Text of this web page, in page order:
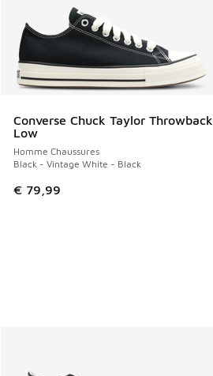
Converse Chuck Taylor Throwback
Low
Homme Chaussures
Black - Vintage White - Black
€ 79,99